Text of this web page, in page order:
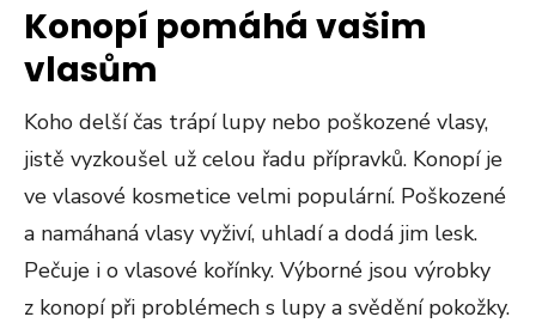
Konopí pomáhá vašim
vlasům
Koho delší čas trápí lupy nebo poškozené vlasy,
jistě vyzkoušel už celou řadu přípravků. Konopí je
ve vlasové kosmetice velmi populární. Poškozené
a namáhaná vlasy vyživí, uhladí a dodá jim lesk.
Pečuje i o vlasové kořínky. Výborné jsou výrobky
z konopí při problémech s lupy a svědění pokožky.